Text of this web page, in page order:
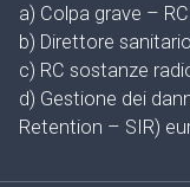
a) Colpa grave –
b) Direttore
c) RC sostanze
d) Gestione dei
Retention – SIR)